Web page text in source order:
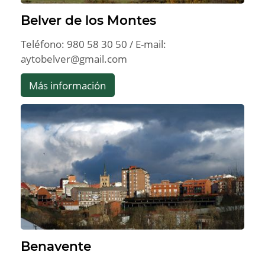
Belver de los Montes
Teléfono: 980 58 30 50 / E-mail:
aytobelver@gmail.com
Más información
Benavente